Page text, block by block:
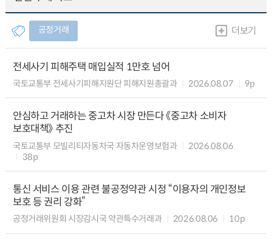
공정거래 더보기
전세사기 피해주택 매입실적 1만호 넘어
국토교통부 전세사기피해지원단 피해지원총괄과 2026.08.07 9p
안심하고 거래하는 중고차 시장 만든다 《중고차 소비자
보호대책》 추진
국토교통부 모빌리티자동차국 자동차운영보험과
2026.08.06
38p
통신 서비스 이용 관련 불공정약관 시정 “이용자의 개인정보
보호 등 권리 강화”
공정거래위원회 시장감시국 약관특수거래과 2026.08.06 10p